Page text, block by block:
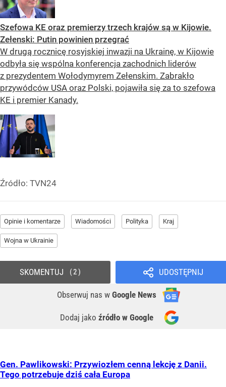
Szefowa KE oraz premierzy trzech krajów są w Kijowie.
Zełenski: Putin powinien przegrać
W drugą rocznicę rosyjskiej inwazji na Ukrainę, w Kijowie
odbyła się wspólna konferencja zachodnich liderów
z prezydentem Wołodymyrem Zełenskim. Zabrakło
przywódców USA oraz Polski, pojawiła się za to szefowa
KE i premier Kanady.
Źródło: TVN24
Opinie i komentarze Wiadomości Polityka Kraj
Wojna w Ukrainie
UDOSTĘPNIJ
Obserwuj nas w Google News
Dodaj jako źródło w Google
SKOMENTUJ 2
Gen. Pawlikowski: Przywiozłem cenną lekcję z Danii.
Tego potrzebuje dziś cała Europa